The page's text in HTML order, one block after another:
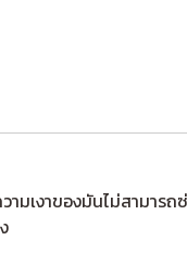
ามเงาของมันไม่สามา